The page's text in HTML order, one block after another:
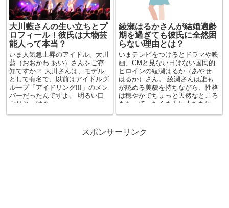
大川藍さんの生い立ちとプ
ロフィール！彼氏は大物芸
能人って本当？
いま人気急上昇のアイドル、大川
藍（おおかわ あい）さんをご存
知ですか？ 大川さんは、モデル
として有名で、以前はアイドルグ
ループ「アイドリング!!!」のメン
バーだったんですよ。 明るい口
ぶりと、はき...
綾瀬はるかさんが結婚適齢
期を過ぎても彼氏に全然困
らない理由とは？
いまテレビをつけるとドラマや映
画、CMと見ない日はない国民的
ヒロインの綾瀬はるか（あやせ
はるか）さん。 綾瀬さんは誰も
が認める美貌を持ちながら、性格
は穏やかでちょっと天然なところ
もあって、たくさんに人たちに
スポンサーリンク